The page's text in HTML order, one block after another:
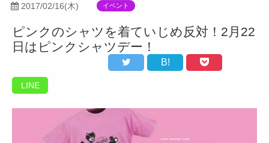
2017/02/16(木) イベント
ピンクのシャツを着ていじめ反対！2月22
日はピンクシャツデー！
B!
LINE